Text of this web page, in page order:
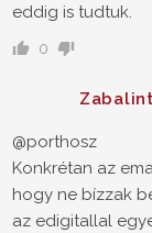
eddig is tudtuk.
0
Zabalint
@porthosz
Konkrétan az
hogy ne bízzak
az edigitallal